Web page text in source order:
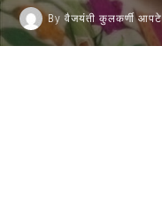
By वैजयंती कुलकर्णी आपटे